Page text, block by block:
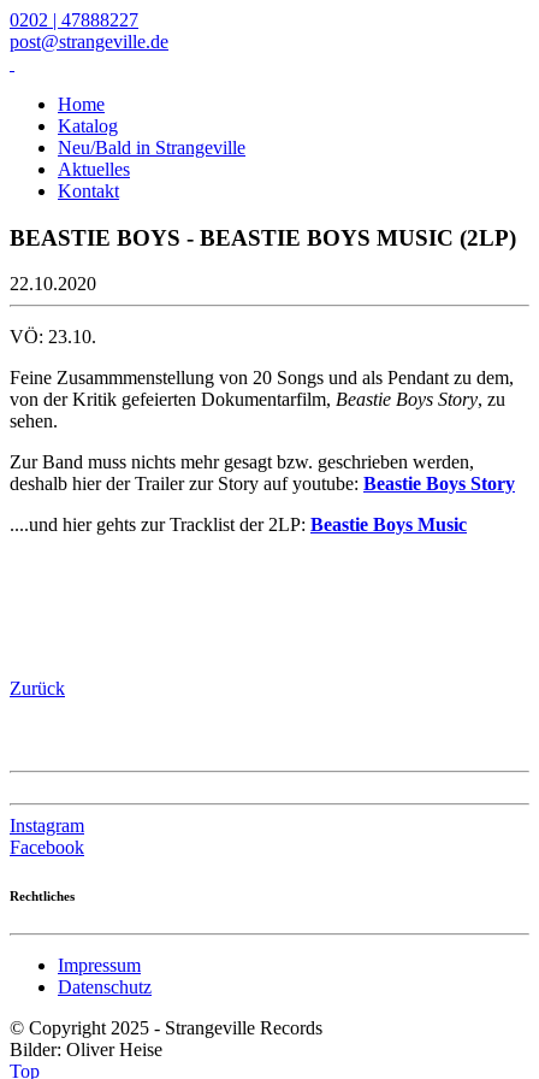
0202 | 47888227
post@strangeville.de
Home
Katalog
Neu/Bald in Strangeville
Aktuelles
Kontakt
BEASTIE BOYS - BEASTIE BOYS MUSIC (2LP)
22.10.2020
VÖ: 23.10.
Feine Zusammmenstellung von 20 Songs und als Pendant zu dem,
von der Kritik gefeierten Dokumentarfilm, Beastie Boys Story, zu
sehen.
Zur Band muss nichts mehr gesagt bzw. geschrieben werden,
deshalb hier der Trailer zur Story auf youtube: Beastie Boys Story
....und hier gehts zur Tracklist der 2LP: Beastie Boys Music
Zurück
Instagram
Facebook
Rechtliches
Impressum
Datenschutz
© Copyright 2025 - Strangeville Records
Bilder: Oliver Heise
Top